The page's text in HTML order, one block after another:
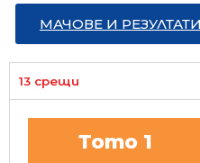
МАЧОВЕ И
13 срещи
Тото 1